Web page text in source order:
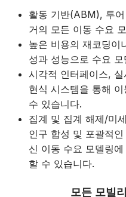
활동 기반(ABM), 투
거의 모든 이동 수요
높은 비용의 재코딩이
성과 성능으로 수요
시각적 인터페이스,
현식 시스템을 통해
수 있습니다.
집계 및 집계 해제/미
인구 합성 및 포괄적
신 이동 수요 모델링
할 수 있습니다.
모든 모빌